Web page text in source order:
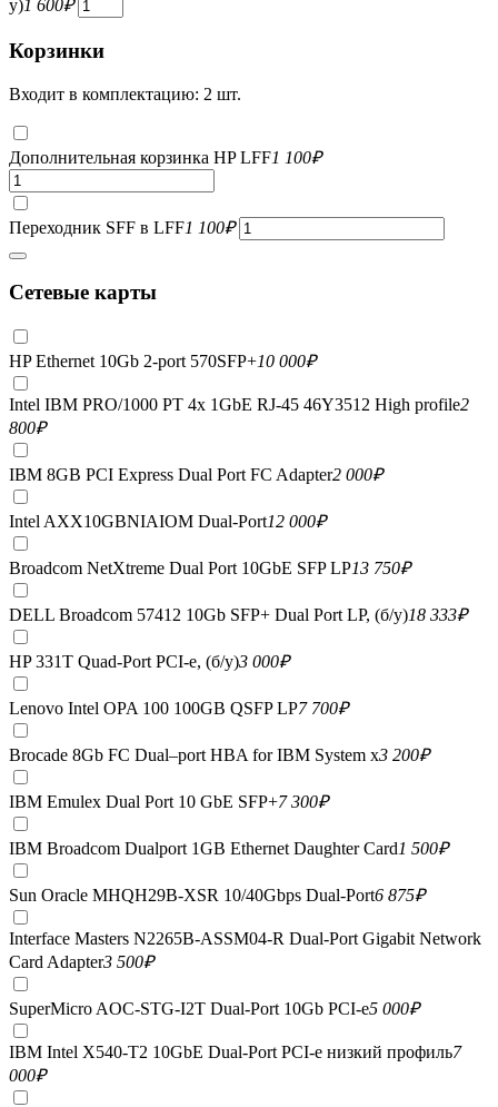
у)1 600₽
Корзинки
Входит в комплектацию: 2 шт.
Дополнительная корзинка HP LFF1 100₽
Переходник SFF в LFF1 100₽
Сетевые карты
HP Ethernet 10Gb 2-port 570SFP+10 000₽
Intel IBM PRO/1000 PT 4x 1GbE RJ-45 46Y3512 High profile2
800₽
IBM 8GB PCI Express Dual Port FC Adapter2 000₽
Intel AXX10GBNIAIOM Dual-Port12 000₽
Broadcom NetXtreme Dual Port 10GbE SFP LP13 750₽
DELL Broadcom 57412 10Gb SFP+ Dual Port LP, (б/у)18 333₽
HP 331T Quad-Port PCI-e, (б/у)3 000₽
Lenovo Intel OPA 100 100GB QSFP LP7 700₽
Brocade 8Gb FC Dual–port HBA for IBM System x3 200₽
IBM Emulex Dual Port 10 GbE SFP+7 300₽
IBM Broadcom Dualport 1GB Ethernet Daughter Card1 500₽
Sun Oracle MHQH29B-XSR 10/40Gbps Dual-Port6 875₽
Interface Masters N2265B-ASSM04-R Dual-Port Gigabit Network
Card Adapter3 500₽
SuperMicro AOC-STG-I2T Dual-Port 10Gb PCI-e5 000₽
IBM Intel X540-T2 10GbE Dual-Port PCI-e низкий профиль7
000₽